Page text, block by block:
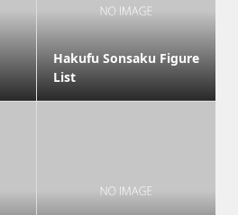
Hakufu Sonsaku Figure
List